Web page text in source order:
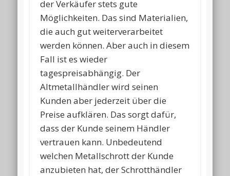
der Verkäufer stets gute
Möglichkeiten. Das sind Materialien,
die auch gut weiterverarbeitet
werden können. Aber auch in diesem
Fall ist es wieder
tagespreisabhängig. Der
Altmetallhändler wird seinen
Kunden aber jederzeit über die
Preise aufklären. Das sorgt dafür,
dass der Kunde seinem Händler
vertrauen kann. Unbedeutend
welchen Metallschrott der Kunde
anzubieten hat, der Schrotthändler